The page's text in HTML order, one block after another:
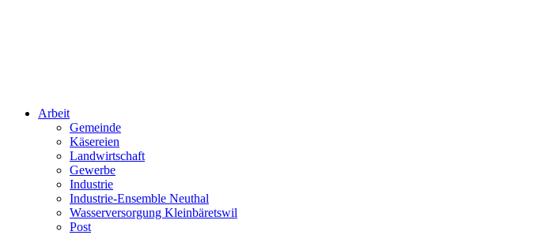
Arbeit
Gemeinde
Käsereien
Landwirtschaft
Gewerbe
Industrie
Industrie-Ensemble Neuthal
Wasserversorgung Kleinbäretswil
Post